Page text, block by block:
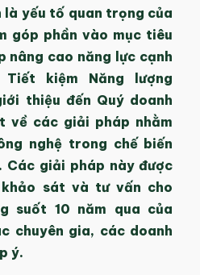
là yếu tố quan trọng của
góp phần vào mục tiêu
nâng cao năng lực cạnh
kiệm Năng lượng
thiệu đến Quý doanh
về các giải pháp nhằm
nghệ trong chế biến
Các giải pháp này được
sát và tư vấn cho
suốt 10 năm qua của
chuyên gia, các doanh
ý.